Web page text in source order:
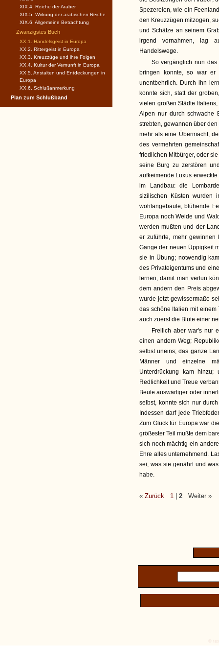
Spezereien, wie ein
den Kreuzzügen mitzogen,
und Schätze an seinem
irgend vornahmen, lag
Handelswege.
So vergänglich nun das
bringen konnte, so war er
unentbehrlich. Durch ihn
konnte sich, statt der
vielen großen Städte
Alpen nur durch schwache
strebten, gewannen über
mehr als eine Übermacht;
des vermehrten
friedlichen Mitbürger, oder
seine Burg zu zerstören
aufkeimende Luxus
im Landbau: die
sizilischen Küsten wurden
wohlangebaute, blühende
Europa noch Weide und
werden mußten und der
er zuführte, mehr
Gange der neuen Üppigkeit
sie in Übung; notwendig
des Privateigentums und
lernen, damit man vertun
dem andern den Preis
wurde jetzt gewissermaße
das schöne Italien mit einem
auch zuerst die Blüte einer
Freilich aber war's nur
einen andern Weg;
selbst uneins; das ganze
Männer und einzelne
Unterdrückung kam
Redlichkeit und Treue
Beute auswärtiger oder
selbst, konnte sich nur
Indessen darf jede
Zum Glück für Europa war
größester Teil mußte dem
sich noch mächtig ein
Ehre alles unternehmend.
sei, was sie genährt und
habe.
« Zurück 1 2 Weiter »
XIX.4. Reiche der Araber
XIX.5. Wirkung der arabischen Reiche
XIX.6. Allgemeine Betrachtung
Zwanzigstes Buch
XX.1. Handelsgeist in Europa
XX.2. Rittergeist in Europa
XX.3. Kreuzzüge und ihre Folgen
XX.4. Kultur der Vernunft in Europa
XX.5. Anstalten und Entdeckungen in
Europa
XX.6. Schlußanmerkung
Plan zum Schlußband